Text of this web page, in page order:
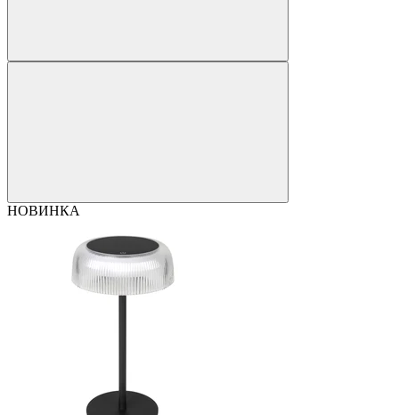
НОВИНКА